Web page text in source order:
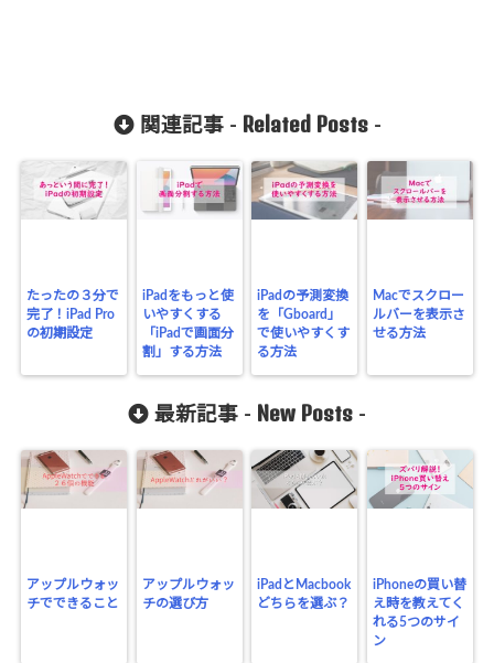
関連記事 - Related Posts-
たったの３分で
完了！iPad Pro
の初期設定
iPadをもっと使
いやすくする
「iPadで画面分
割」する方法
iPadの予測変換
を「Gboard」
で使いやすくす
る方法
Macでスクロー
ルバーを表示さ
せる方法
最新記事 - New Posts -
アップルウォッ
チでできること
アップルウォッ
チの選び方
iPadとMacbook
どちらを選ぶ？
iPhoneの買い替
え時を教えてく
れる5つのサイ
ン